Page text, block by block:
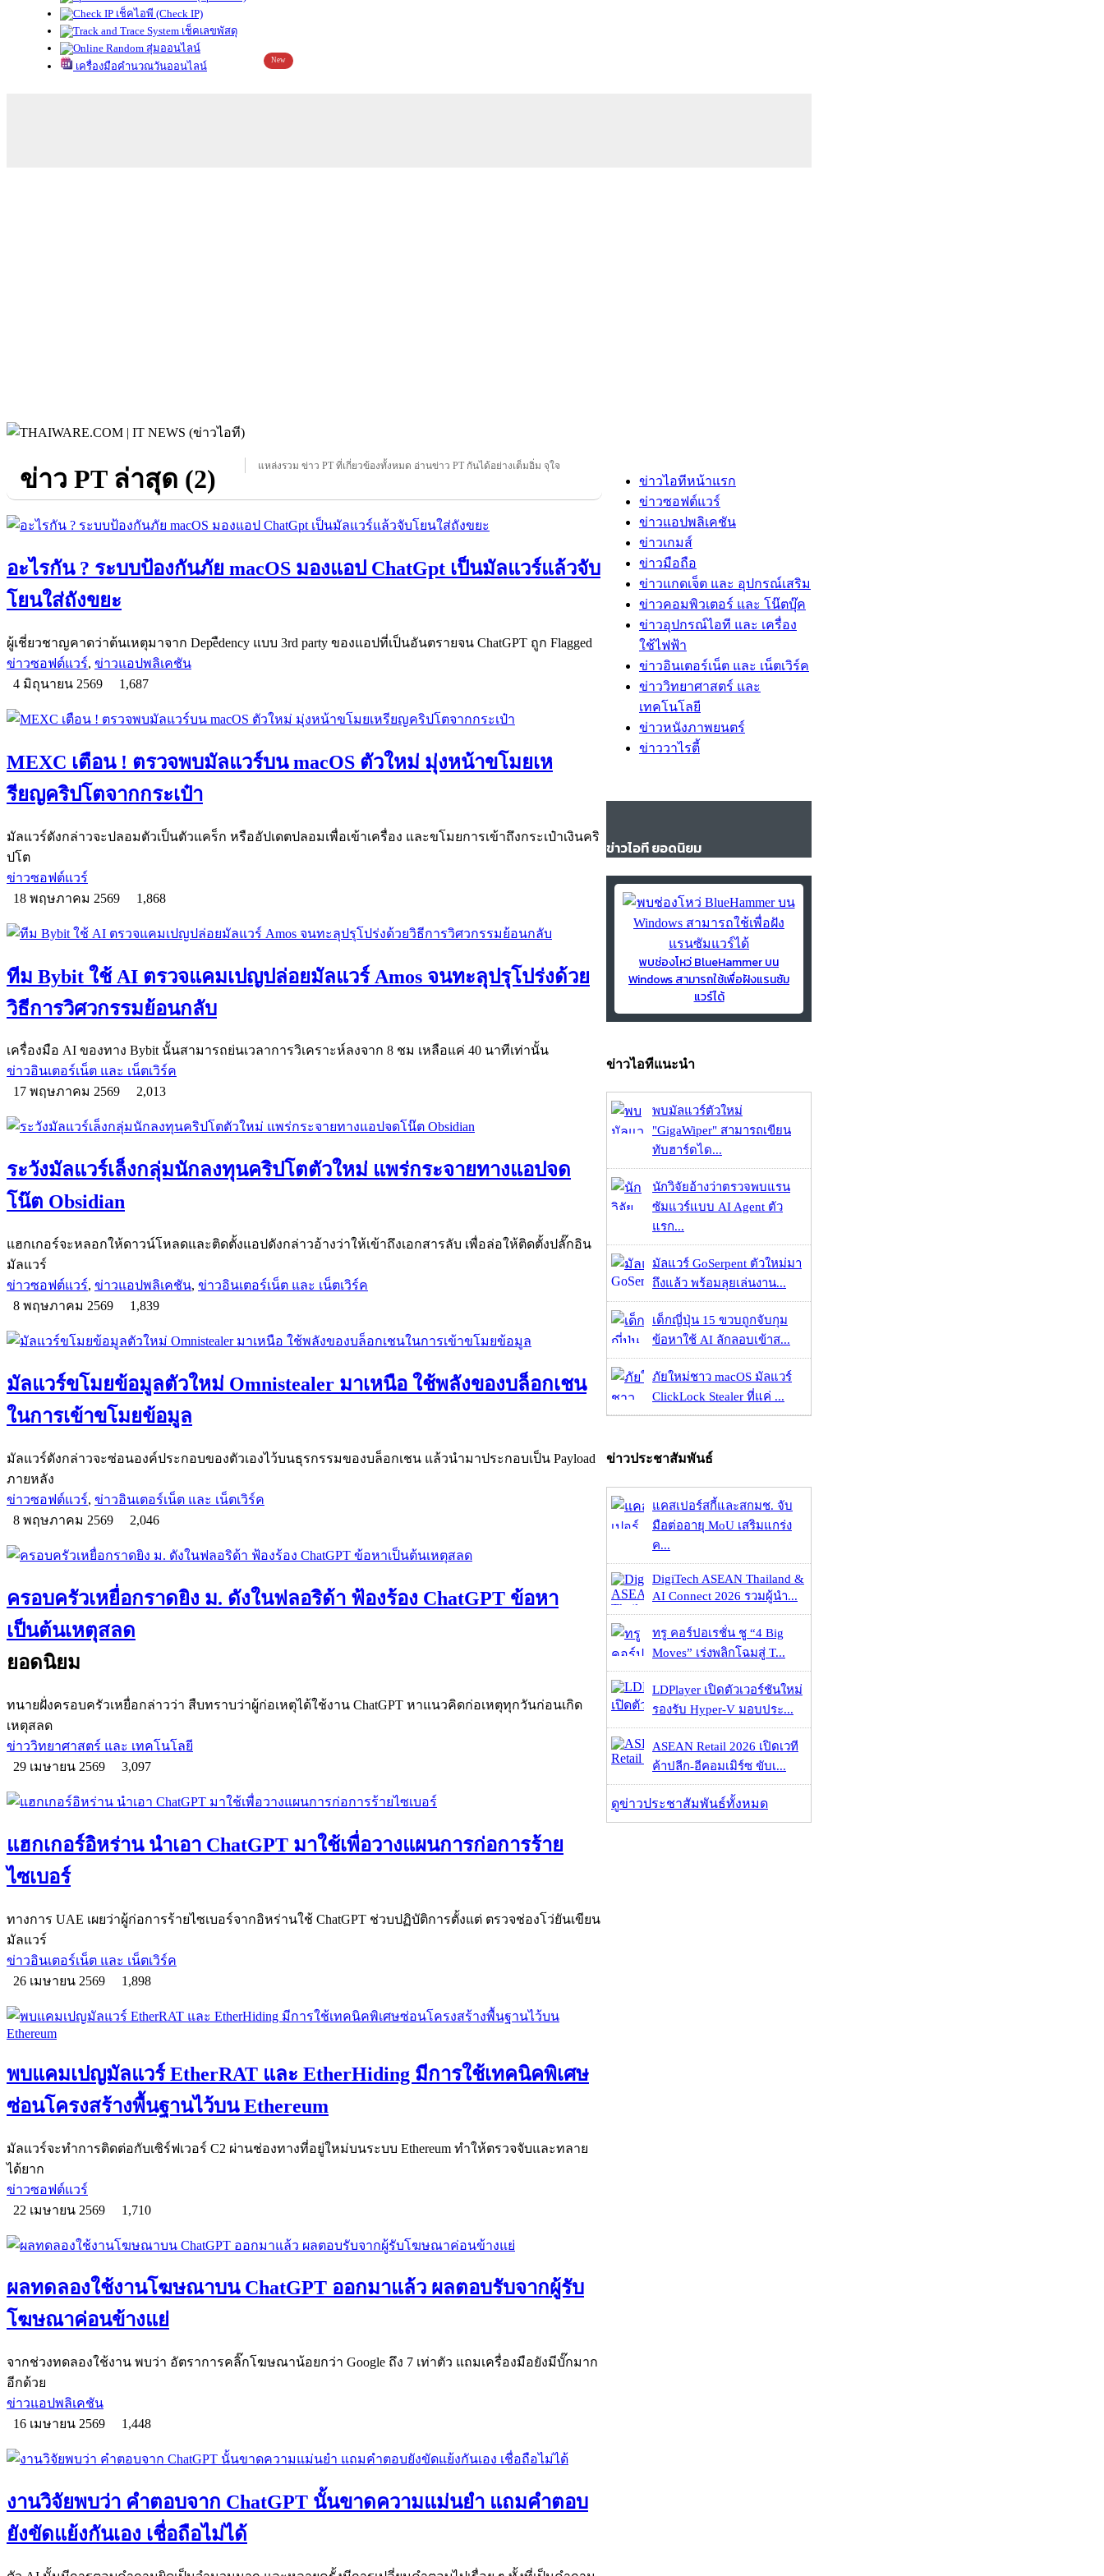
เช็คไอพี (Check IP)
เช็คเลขพัสดุ
สุ่มออนไลน์
เครื่องมือคำนวณวันออนไลน์
New
ข่าว PT ล่าสุด (2) แหล่งรวม ข่าว PT ที่เกี่ยวข้องทั้งหมด อ่านข่าว PT กันได้อย่างเต็มอิ่ม จุใจ
อะไรกัน ? ระบบป้องกันภัย macOS มองแอป ChatGpt เป็นมัลแวร์แล้วจับ
โยนใส่ถังขยะ
ผู้เชี่ยวชาญคาดว่าต้นเหตุมาจาก Depeืdency แบบ 3rd party ของแอปที่เป็นอันตรายจน ChatGPT ถูก Flagged
ข่าวซอฟต์แวร์, ข่าวแอปพลิเคชัน
4 มิถุนายน 2569
1,687
MEXC เตือน ! ตรวจพบมัลแวร์บน macOS ตัวใหม่ มุ่งหน้าขโมยเห
รียญคริปโตจากกระเป๋า
มัลแวร์ดังกล่าวจะปลอมตัวเป็นตัวแคร็ก หรืออัปเดตปลอมเพื่อเข้าเครื่อง และขโมยการเข้าถึงกระเป๋าเงินคริ
ปโต
ข่าวซอฟต์แวร์
18 พฤษภาคม 2569
1,868
ทีม Bybit ใช้ AI ตรวจแคมเปญปล่อยมัลแวร์ Amos จนทะลุปรุโปร่งด้วย
วิธีการวิศวกรรมย้อนกลับ
เครื่องมือ AI ของทาง Bybit นั้นสามารถย่นเวลาการวิเคราะห์ลงจาก 8 ชม เหลือแค่ 40 นาทีเท่านั้น
ข่าวอินเตอร์เน็ต และ เน็ตเวิร์ค
17 พฤษภาคม 2569
2,013
ระวังมัลแวร์เล็งกลุ่มนักลงทุนคริปโตตัวใหม่ แพร่กระจายทางแอปจด
โน๊ต Obsidian
แฮกเกอร์จะหลอกให้ดาวน์โหลดและติดตั้งแอปดังกล่าวอ้างว่าให้เข้าถึงเอกสารลับ เพื่อล่อให้ติดตั้งปลั๊กอิน
มัลแวร์
ข่าวซอฟต์แวร์, ข่าวแอปพลิเคชัน, ข่าวอินเตอร์เน็ต และ เน็ตเวิร์ค
8 พฤษภาคม 2569
1,839
มัลแวร์ขโมยข้อมูลตัวใหม่ Omnistealer มาเหนือ ใช้พลังของบล็อกเชน
ในการเข้าขโมยข้อมูล
มัลแวร์ดังกล่าวจะซ่อนองค์ประกอบของตัวเองไว้บนธุรกรรมของบล็อกเชน แล้วนำมาประกอบเป็น Payload
ภายหลัง
ข่าวซอฟต์แวร์, ข่าวอินเตอร์เน็ต และ เน็ตเวิร์ค
8 พฤษภาคม 2569
2,046
ครอบครัวเหยื่อกราดยิง ม. ดังในฟลอริด้า ฟ้องร้อง ChatGPT ข้อหา
เป็นต้นเหตุสลด
ยอดนิยม
ทนายฝั่งครอบครัวเหยื่อกล่าวว่า สืบทราบว่าผู้ก่อเหตุได้ใช้งาน ChatGPT หาแนวคิดก่อเหตุทุกวันก่อนเกิด
เหตุสลด
ข่าววิทยาศาสตร์ และ เทคโนโลยี
29 เมษายน 2569
3,097
แฮกเกอร์อิหร่าน นำเอา ChatGPT มาใช้เพื่อวางแผนการก่อการร้าย
ไซเบอร์
ทางการ UAE เผยว่าผู้ก่อการร้ายไซเบอร์จากอิหร่านใช้ ChatGPT ช่วบปฏิบัติการตั้งแต่ ตรวจช่องโว่ยันเขียน
มัลแวร์
ข่าวอินเตอร์เน็ต และ เน็ตเวิร์ค
26 เมษายน 2569
1,898
พบแคมเปญมัลแวร์ EtherRAT และ EtherHiding มีการใช้เทคนิคพิเศษ
ซ่อนโครงสร้างพื้นฐานไว้บน Ethereum
มัลแวร์จะทำการติดต่อกับเซิร์ฟเวอร์ C2 ผ่านช่องทางที่อยู่ใหม่บนระบบ Ethereum ทำให้ตรวจจับและทลาย
ได้ยาก
ข่าวซอฟต์แวร์
22 เมษายน 2569
1,710
ผลทดลองใช้งานโฆษณาบน ChatGPT ออกมาแล้ว ผลตอบรับจากผู้รับ
โฆษณาค่อนข้างแย่
จากช่วงทดลองใช้งาน พบว่า อัตราการคลิ๊กโฆษณาน้อยกว่า Google ถึง 7 เท่าตัว แถมเครื่องมือยังมีบั๊กมาก
อีกด้วย
ข่าวแอปพลิเคชัน
16 เมษายน 2569
1,448
งานวิจัยพบว่า คำตอบจาก ChatGPT นั้นขาดความแม่นยำ แถมคำตอบ
ยังขัดแย้งกันเอง เชื่อถือไม่ได้
ข่าวไอทีหน้าแรก
ข่าวซอฟต์แวร์
ข่าวแอปพลิเคชัน
ข่าวเกมส์
ข่าวมือถือ
ข่าวแกดเจ็ต และ อุปกรณ์เสริม
ข่าวคอมพิวเตอร์ และ โน๊ตบุ๊ค
ข่าวอุปกรณ์ไอที และ เครื่อง
ใช้ไฟฟ้า
ข่าวอินเตอร์เน็ต และ เน็ตเวิร์ค
ข่าววิทยาศาสตร์ และ
เทคโนโลยี
ข่าวหนังภาพยนตร์
ข่าววาไรตี้
ข่าวไอที ยอดนิยม
พบช่องโหว่ BlueHammer บน
Windows สามารถใช้เพื่อฝังแรนซัม
แวร์ได้
ข่าวไอทีแนะนำ
พบมัลแวร์ตัวใหม่
"GigaWiper" สามารถเขียน
ทับฮาร์ดได...
นักวิจัยอ้างว่าตรวจพบแรน
ซัมแวร์แบบ AI Agent ตัว
แรก...
มัลแวร์ GoSerpent ตัวใหม่มา
ถึงแล้ว พร้อมลุยเล่นงาน...
เด็กญี่ปุ่น 15 ขวบถูกจับกุม
ข้อหาใช้ AI ลักลอบเข้าส...
ภัยใหม่ชาว macOS มัลแวร์
ClickLock Stealer ที่แค่ ...
ข่าวประชาสัมพันธ์
แคสเปอร์สกี้และสกมช. จับ
มือต่ออายุ MoU เสริมแกร่ง
ค...
DigiTech ASEAN Thailand &
AI Connect 2026 รวมผู้นำ...
ทรู คอร์ปอเรชั่น ชู “4 Big
Moves” เร่งพลิกโฉมสู่ T...
LDPlayer เปิดตัวเวอร์ชันใหม่
รองรับ Hyper-V มอบประ...
ASEAN Retail 2026 เปิดเวที
ค้าปลีก-อีคอมเมิร์ซ ขับเ...
ดูข่าวประชาสัมพันธ์ทั้งหมด